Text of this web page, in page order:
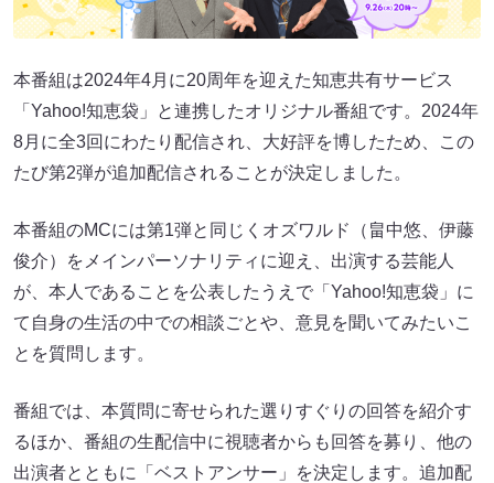
本番組は2024年4月に20周年を迎えた知恵共有サービス
「Yahoo!知恵袋」と連携したオリジナル番組です。2024年
8月に全3回にわたり配信され、大好評を博したため、この
たび第2弾が追加配信されることが決定しました。
本番組のMCには第1弾と同じくオズワルド（畠中悠、伊藤
俊介）をメインパーソナリティに迎え、出演する芸能人
が、本人であることを公表したうえで「Yahoo!知恵袋」に
て自身の生活の中での相談ごとや、意見を聞いてみたいこ
とを質問します。
番組では、本質問に寄せられた選りすぐりの回答を紹介す
るほか、番組の生配信中に視聴者からも回答を募り、他の
出演者とともに「ベストアンサー」を決定します。追加配